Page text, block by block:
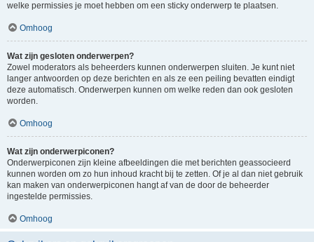
welke permissies je moet hebben om een sticky onderwerp te plaatsen.
Omhoog
Wat zijn gesloten onderwerpen?
Zowel moderators als beheerders kunnen onderwerpen sluiten. Je kunt niet
langer antwoorden op deze berichten en als ze een peiling bevatten eindigt
deze automatisch. Onderwerpen kunnen om welke reden dan ook gesloten
worden.
Omhoog
Wat zijn onderwerpiconen?
Onderwerpiconen zijn kleine afbeeldingen die met berichten geassocieerd
kunnen worden om zo hun inhoud kracht bij te zetten. Of je al dan niet gebruik
kan maken van onderwerpiconen hangt af van de door de beheerder
ingestelde permissies.
Omhoog